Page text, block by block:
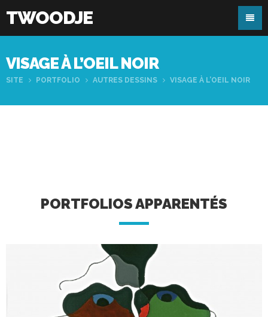
TWOODJE
VISAGE À L’OEIL NOIR
SITE PORTFOLIO AUTRES DESSINS VISAGE À L’OEIL NOIR
PORTFOLIOS APPARENTÉS